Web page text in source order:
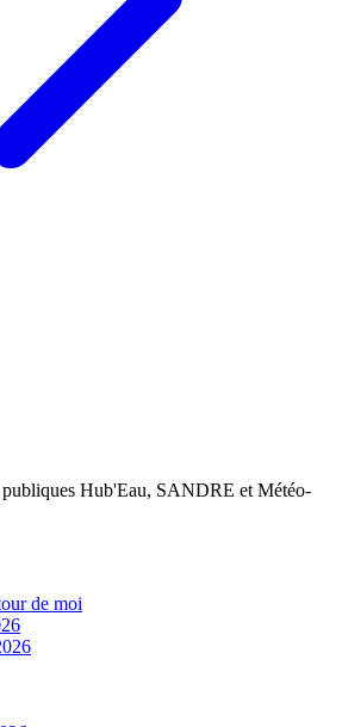
publiques Hub'Eau, SANDRE et Météo-
de moi